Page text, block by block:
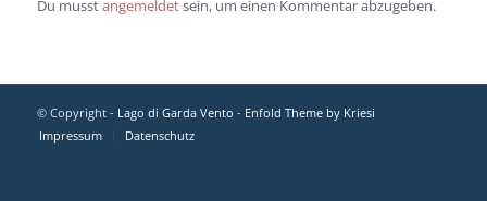
Du musstangemeldetsein, um einen Kommentar abzugeben.
© Copyright - Lago di Garda Vento - Enfold Theme by Kriesi
Impressum
Datenschutz